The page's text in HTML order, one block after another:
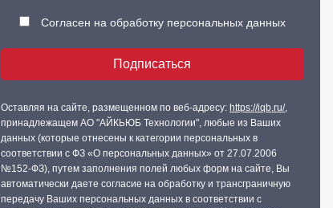
Согласен на обработку персональных данных
Оставляя на сайте, размещенном по веб-адресу: https://iqb.ru/,
принадлежащем АО "АЙКЬЮБ Технологии", любые из Ваших
данных (которые отнесены к категории персональных в
соответствии с ФЗ «О персональных данных» от 27.07.2006
№152-ФЗ), путем заполнения полей любых форм на сайте, Вы
автоматически даете согласие на обработку и трансграничную
передачу Ваших персональных данных в соответствии с